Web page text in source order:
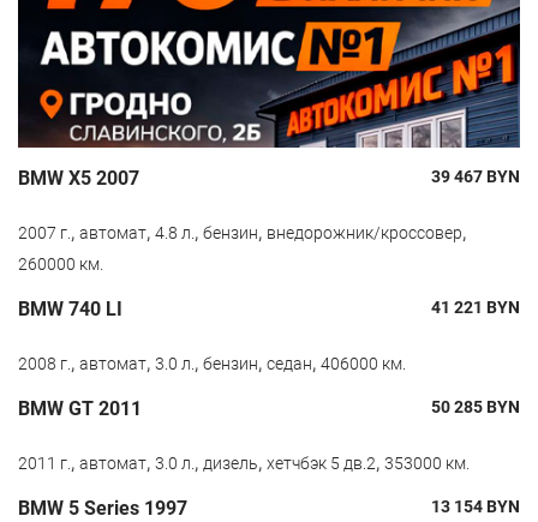
BMW X5 2007 39 467BYN
2007 г., автомат, 4.8 л., бензин, внедорожник/кроссовер,
260000 км.
BMW 740 LI 41 221 BYN
2008 г., автомат, 3.0 л., бензин, седан, 406000 км.
BMW GT 2011 50 285BYN
2011 г., автомат, 3.0 л., дизель, хетчбэк 5 дв.2, 353000 км.
BMW 5 Series 1997 13 154BYN